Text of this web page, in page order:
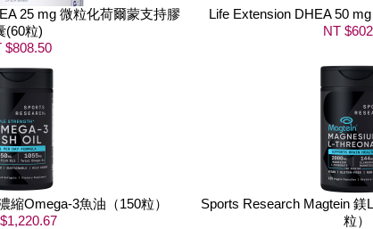
25 mg 微粒化荷爾蒙支持膠
(60粒)
$808.50
Life Extension DHEA 50
NT
縮Omega-3魚油（150粒）
Sports Research Magtein 鎂
粒）